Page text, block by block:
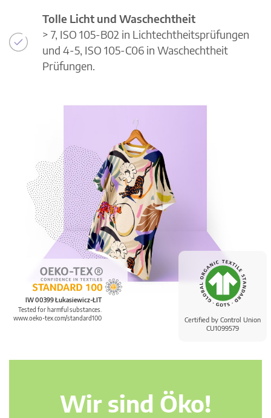
Certified by Control Union
CU1099579
IW 00399 Łukasiewicz-ŁIT
Tested for harmful substances.
www.oeko-tex.com/standard100
Tolle Licht und Waschechtheit
> 7, ISO 105-B02 in Lichtechtheitsprüfungen
und 4-5, ISO 105-C06 in Waschechtheit
Prüfungen.
Wir sind Öko!